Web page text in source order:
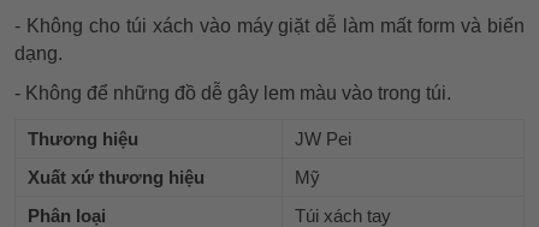
- Không cho túi xách vào máy giặt dễ làm mất form và biến
dạng.
- Không để những đồ dễ gây lem màu vào trong túi.
Thương hiệu
JW Pei
Xuất xứ thương hiệu
Mỹ
Phân loại
Túi xách tay